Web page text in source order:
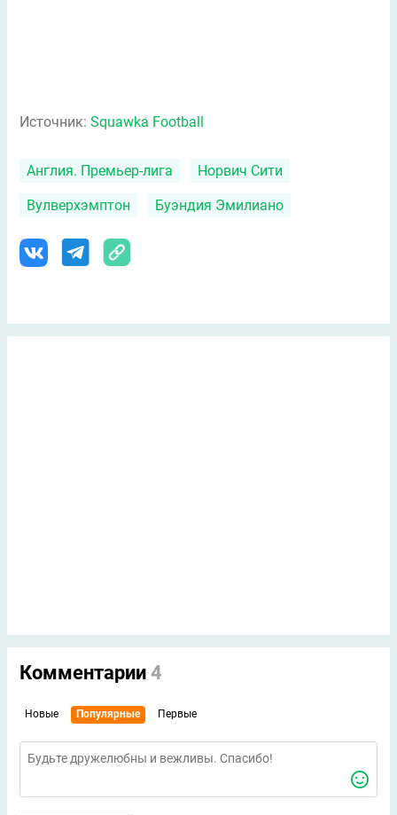
Источник: Squawka Football
Англия. Премьер-лига Норвич Сити
Вулверхэмптон Буэндия Эмилиано
Комментарии 4
Новые Популярные Первые